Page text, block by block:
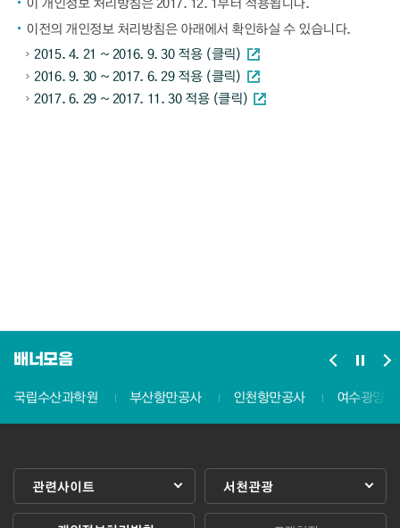
이전의 개인정보 처리방침은 아래에서 확인하실 수 있습니다.
2015. 4. 21 ~ 2016. 9. 30 적용 (클릭)
2016. 9. 30 ~ 2017. 6. 29 적용 (클릭)
2017. 6. 29 ~ 2017. 11. 30 적용 (클릭)
배너모음
국립수산과학원
부산항만공사 인천항만공사 여수광양
관련사이트 서천관광